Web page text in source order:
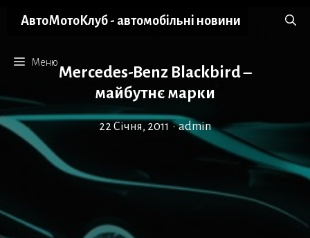
АвтоМотоКлуб - автомобільні новини
Меню
Mercedes-Benz Blackbird –
майбутнє марки
22 Січня, 2011 • admin